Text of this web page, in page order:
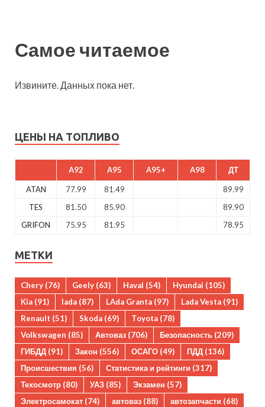
Самое читаемое
Извините. Данных пока нет.
ЦЕНЫ НА ТОПЛИВО
A92 A95 A95+ A98 ДТ
ATAN 77.99 81.49
89.99
TES
81.50 85.90
89.90
GRIFON
75.95 81.95 78.95
МЕТКИ
Chery (76) Geely (63) Haval (54) Hyundai (105)
Kia (91) lada (87) LAda Granta (97) Lada Vesta (91)
Renault (51) Skoda (69) Toyota (78)
Volkswagen (85) Автоваз (706) Безопасность (209)
ГИБДД (91) Закон (556) ОСАГО (49) ПДД (136)
Происшествия (56) Статистика и рейтинги (317)
Техосмотр (80) УАЗ (85) Экзамен (57)
Электросамокат (74) автоваз (88) автозапчасти (68)